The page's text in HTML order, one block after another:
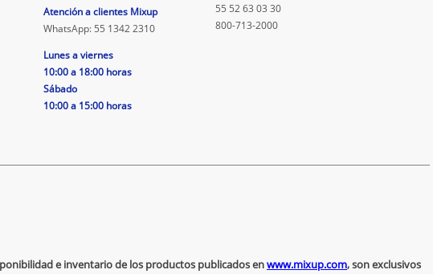
Atención a clientes Mixup
WhatsApp: 55 1342 2310
Lunes a viernes
10:00 a 18:00 horas
Sábado
10:00 a 15:00 horas
55 52 63 03 30
800-713-2000
e inventario de los productos publicados enwww.mixup.com, son exclusivos